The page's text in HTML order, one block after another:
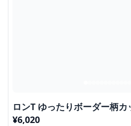
ロンT ゆったりボーダー柄カ
¥6,020